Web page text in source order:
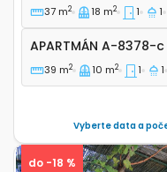
37 m2 18 m2 1 1
Apartmán A-8378-c
APARTMÁN A-8378-c
39 m2 10 m2 1 1
Vyberte data a
do -18 %